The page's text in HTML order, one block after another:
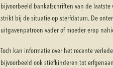
bijvoorbeeld bankafschriften van de
strikt bij de situatie op sterfdatum. De
uitgavenpatroon vader of moeder erop
Toch kan informatie over het recente
bijvoorbeeld ook stiefkinderen tot